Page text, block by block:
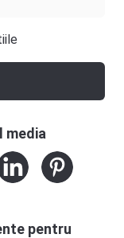
pentru
media